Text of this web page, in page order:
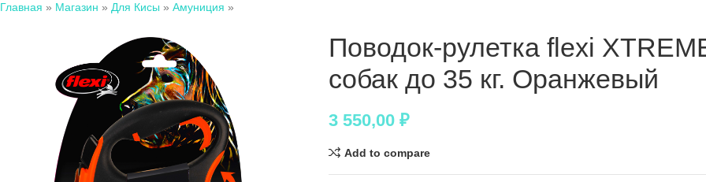
Главная » Магазин » Для Кисы » Амуниция »
Поводок-рулетка flexi
собак до 35 кг. Оранжевый
3 550,00₽
Add to compare